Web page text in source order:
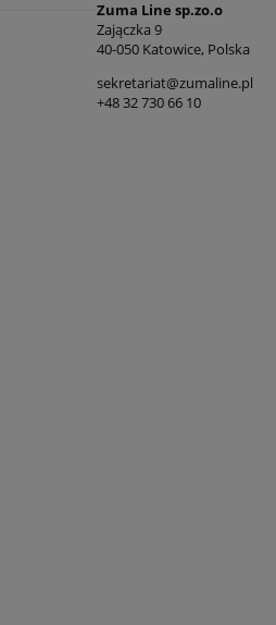
Zuma Line sp.zo.o
Zajączka 9
40-050 Katowice, Polska
sekretariat@zumaline.pl
+48 32 730 66 10